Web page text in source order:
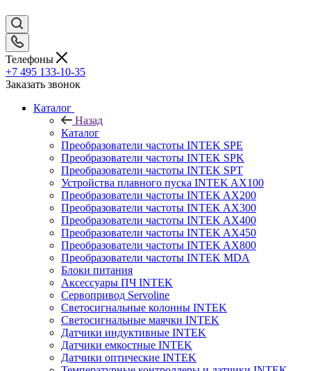
Телефоны
+7 495 133-10-35
Заказать звонок
Каталог
Назад
Каталог
Преобразователи частоты INTEK SPE
Преобразователи частоты INTEK SPK
Преобразователи частоты INTEK SPT
Устройства плавного пуска INTEK AX100
Преобразователи частоты INTEK AX200
Преобразователи частоты INTEK AX300
Преобразователи частоты INTEK AX400
Преобразователи частоты INTEK AX450
Преобразователи частоты INTEK AX800
Преобразователи частоты INTEK MDA
Блоки питания
Аксессуары ПЧ INTEK
Сервопривод Servoline
Светосигнальные колонны INTEK
Светосигнальные маячки INTEK
Датчики индуктивные INTEK
Датчики емкостные INTEK
Датчики оптические INTEK